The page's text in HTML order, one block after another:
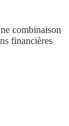
combinaison
financières